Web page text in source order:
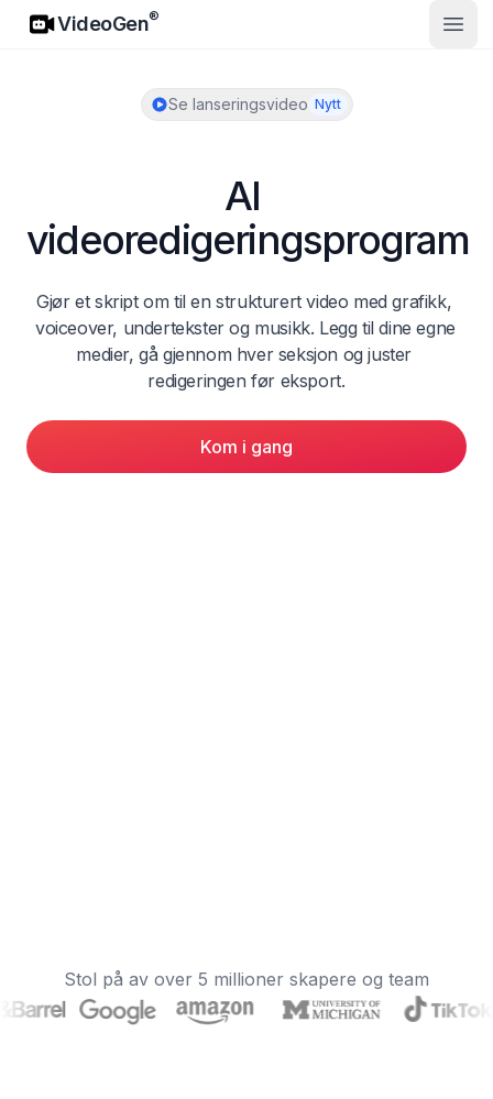
VideoGen
VideoGen®
Se lanseringsvideo Nytt
AI
videoredigeringsprogram
Gjør et skript om til en strukturert video med grafikk,
voiceover, undertekster og musikk. Legg til dine egne
medier, gå gjennom hver seksjon og juster
redigeringen før eksport.
Kom i gang
Stol på av over 5 millioner skapere og team